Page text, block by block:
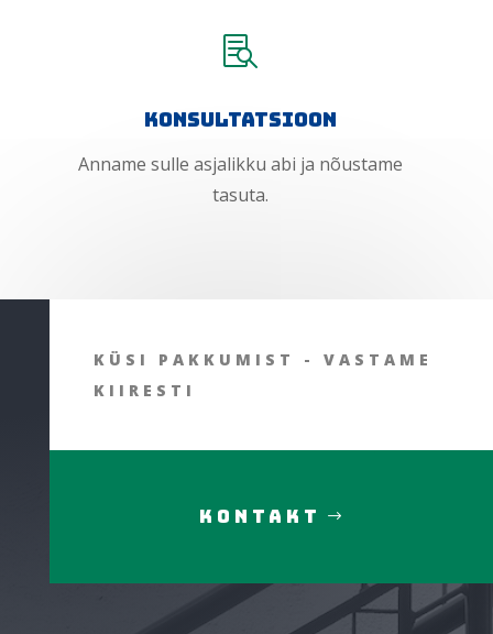

konsultatsioon
Anname sulle asjalikku abi ja nõustame
tasuta.
KÜSI PAKKUMIST - VASTAME
KIIRESTI
KONTAKT